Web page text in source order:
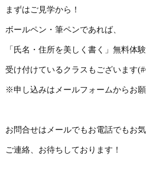
まずはご見学から！
ボールペン・筆ペンであれば、
「氏名・住所を美しく書く」無料体
受け付けているクラスもございます
※申し込みはメールフォームからお願
お問合せはメールでもお電話でもお
ご連絡、お待ちしております！